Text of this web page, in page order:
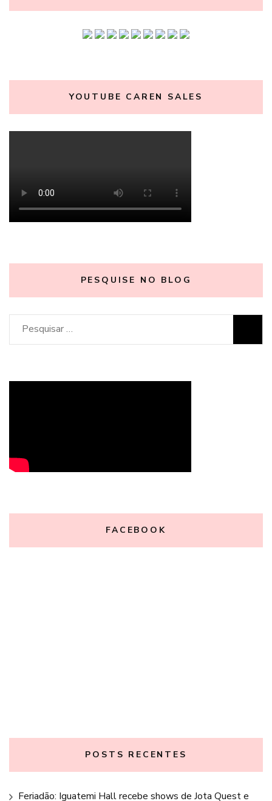
YOUTUBE CAREN SALES
PESQUISE NO BLOG
Pesquisar
por:
FACEBOOK
POSTS RECENTES
Feriadão: Iguatemi Hall recebe shows de Jota Quest e